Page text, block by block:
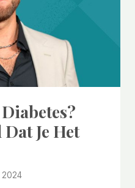
Je Het
2024